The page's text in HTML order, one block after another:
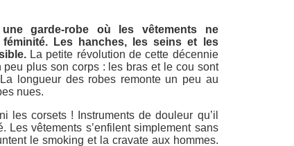
garde-robe où les vêtements ne
Les hanches, les seins et les
La petite révolution de cette décennie
plus son corps : les bras et le cou sont
longueur des robes remonte un peu au
nues.
les corsets ! Instruments de douleur qu’il
Les vêtements s’enfilent simplement sans
le smoking et la cravate aux hommes.